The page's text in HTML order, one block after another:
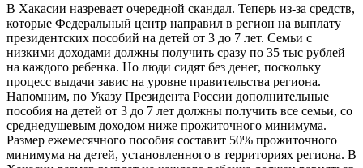
В Хакасии назревает очередной скандал. Теперь из-за средств,
которые Федеральный центр направил в регион на выплату
президентских пособий на детей от 3 до 7 лет. Семьи с
низкими доходами должны получить сразу по 35 тыс рублей
на каждого ребенка. Но люди сидят без денег, поскольку
процесс выдачи завис на уровне правительства региона.
Напомним, по Указу Президента России дополнительные
пособия на детей от 3 до 7 лет должны получить все семьи, со
среднедушевым доходом ниже прожиточного минимума.
Размер ежемесячного пособия составит 50% прожиточного
минимума на детей, установленного в территориях региона. В